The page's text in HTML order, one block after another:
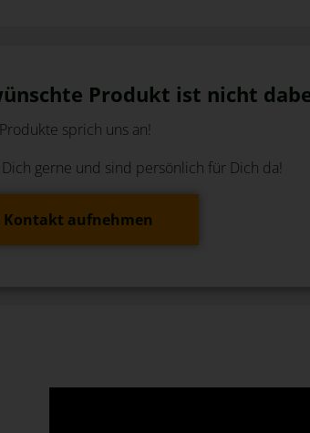
Produkt ist nicht
sprich uns an!
gerne und sind persönlich für Dich da!
Kontakt aufnehmen